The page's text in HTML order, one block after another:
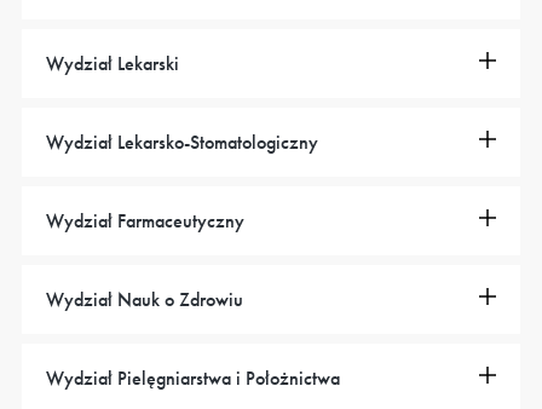
Wydział Lekarski
Wydział Lekarsko-Stomatologiczny
Wydział Farmaceutyczny
Wydział Nauk o Zdrowiu
Wydział Pielęgniarstwa i Położnictwa